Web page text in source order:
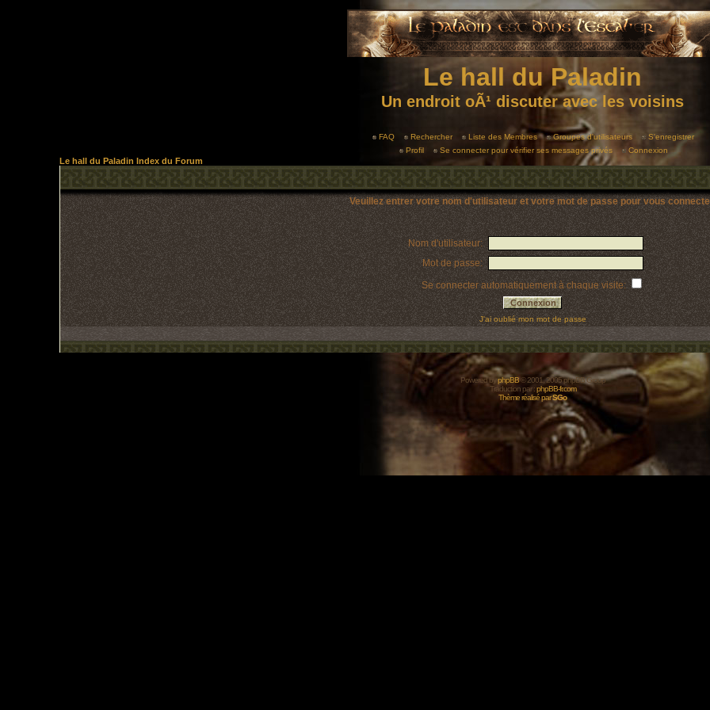
Le hall du Paladin
Un endroit oÃ¹ discuter avec les voisins
FAQ Rechercher Liste des Membres Groupes d'utilisateurs
S'enregistrer
Profil
Se connecter pour vérifier ses messages privés Connexion
Le hall du Paladin Index du Forum
Veuillez entrer votre nom d'utilisateur et votre mot de passe pour vous
Nom d'utilisateur:
Mot de passe:
Se connecter automatiquement à chaque visite:
J'ai oublié mon mot de passe
Powered byphpBB© 2001, 2005 phpBB Group
Traduction par :phpBB-fr.com
Thème réalisé parSGo